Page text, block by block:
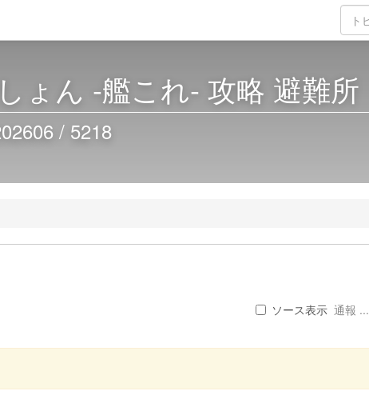
ょん -艦これ- 攻略 避難所
/ 5218
ソース表示 通報 ...